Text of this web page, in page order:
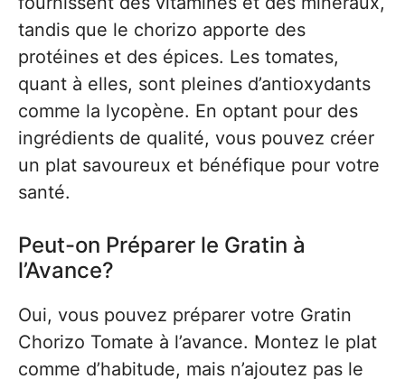
tandis que le chorizo apporte des
protéines et des épices. Les tomates,
quant à elles, sont pleines d’antioxydants
comme la lycopène. En optant pour des
ingrédients de qualité, vous pouvez créer
un plat savoureux et bénéfique pour votre
santé.
Peut-on Préparer le Gratin à
l’Avance?
Oui, vous pouvez préparer votre Gratin
Chorizo Tomate à l’avance. Montez le plat
comme d’habitude, mais n’ajoutez pas le